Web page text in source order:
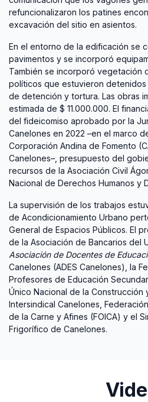
refuncionalizaron los patines
excavación del sitio en asientos.
En el entorno de la edificación se
pavimentos y se incorporó
También se incorporó vegetación
políticos que estuvieron
de detención y tortura. Las obras
estimada de $ 11.000.000. El
del fideicomiso aprobado por la
Canelones en 2022 –en el marco
Corporación Andina de Fomento
Canelones–, presupuesto del
recursos de la Asociación Civil
Nacional de Derechos Humanos y
La supervisión de los trabajos
de Acondicionamiento Urbano
General de Espacios Públicos. El
de la Asociación de Bancarios del
Asociación de Docentes de
Canelones (ADES Canelones), la
Profesores de Educación
Único Nacional de la Construcción
Intersindical Canelones,
de la Carne y Afines (FOICA) y el
Frigorífico de Canelones.